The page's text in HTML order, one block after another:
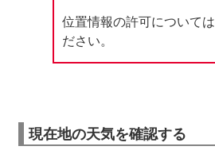
位置情報の許可については
ださい。
現在地の天気を確認する